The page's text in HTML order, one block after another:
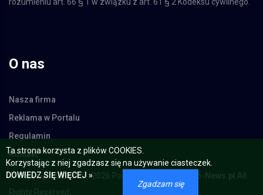
O nas
© Copyright 02.2015 - 2026 Portal Ekologiczny -Eco-News.pl
Rights Reserved.
Ta strona korzysta z plików COOKIES.
Korzystając z niej zgadzasz się na używanie ciasteczek.
DOWIEDZ SIĘ WIĘCEJ »
Zgadzam się